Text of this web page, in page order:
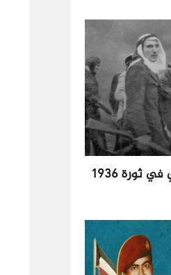
هجوم الجاغونة العسكري في ثورة 1936